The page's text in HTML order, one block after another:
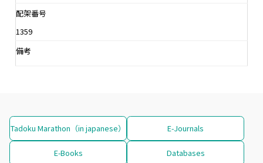
配架番号
1359
備考
Tadoku Marathon（in japanese） E-Journals
E-Books Databases